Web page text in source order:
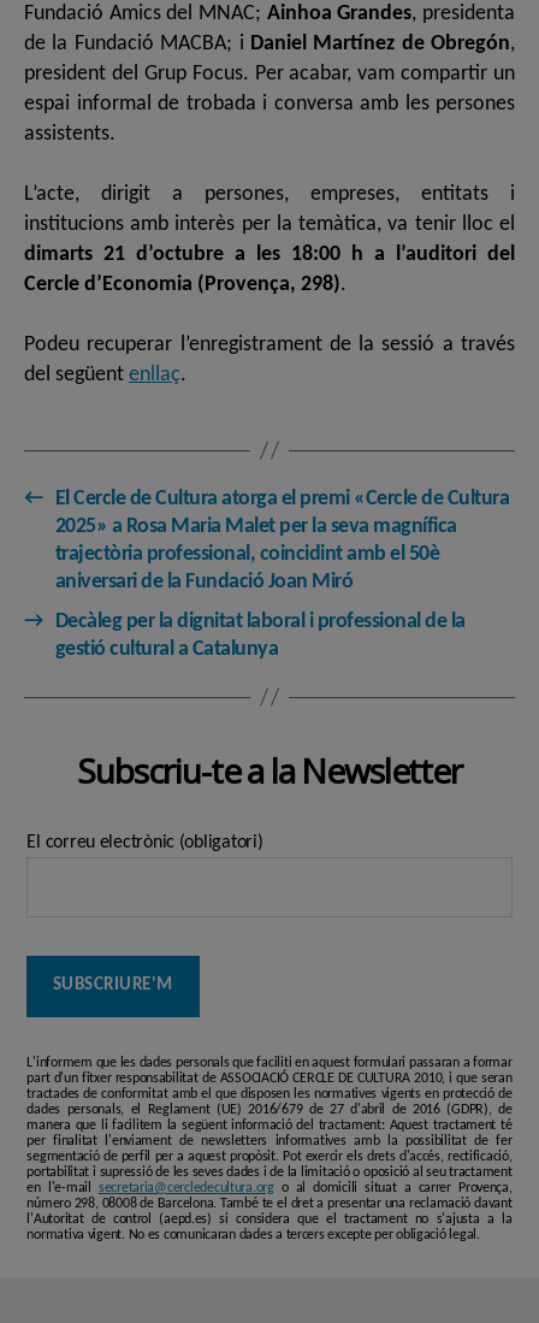
Fundació Amics del MNAC; Ainhoa Grandes, presidenta
de la Fundació MACBA; i Daniel Martínez de Obregón,
president del Grup Focus. Per acabar, vam compartir un
espai informal de trobada i conversa amb les persones
assistents.
L’acte, dirigit a persones, empreses, entitats i
institucions amb interès per la temàtica, va tenir lloc el
dimarts 21 d’octubre a les 18:00 h a l’auditori del
Cercle d’Economia (Provença, 298).
Podeu recuperar l’enregistrament de la sessió a través
del següent enllaç.
←
El Cercle de Cultura atorga el premi «Cercle de Cultura
2025» a Rosa Maria Malet per la seva magnífica
trajectòria professional, coincidint amb el 50è
aniversari de la Fundació Joan Miró
→
Decàleg per la dignitat laboral i professional de la
gestió cultural a Catalunya
Subscriu-te a la Newsletter
El correu electrònic (obligatori)
L'informem que les dades personals que faciliti en aquest formulari passaran a formar
part d'un fitxer responsabilitat de ASSOCIACIÓ CERCLE DE CULTURA 2010, i que seran
tractades de conformitat amb el que disposen les normatives vigents en protecció de
dades personals, el Reglament (UE) 2016/679 de 27 d'abril de 2016 (GDPR), de
manera que li facilitem la següent informació del tractament: Aquest tractament té
per finalitat l'enviament de newsletters informatives amb la possibilitat de fer
segmentació de perfil per a aquest propòsit. Pot exercir els drets d'accés, rectificació,
portabilitat i supressió de les seves dades i de la limitació o oposició al seu tractament
en l'e-mail secretaria@cercledecultura.orgo al domicili situat a carrer Provença,
número 298, 08008 de Barcelona. També te el dret a presentar una reclamació davant
l'Autoritat de control (aepd.es) si considera que el tractament no s'ajusta a la
normativa vigent. No es comunicaran dades a tercers excepte per obligació legal.